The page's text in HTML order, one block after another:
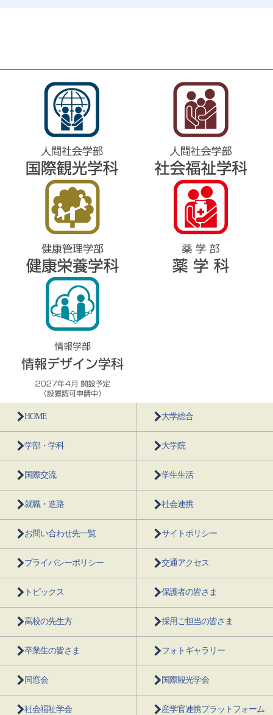
HOME 大学総合
学部・学科 大学院
国際交流 学生生活
就職・進路 社会連携
お問い合わせ先一覧 サイトポリシー
プライバシーポリシー 交通アクセス
トピックス 保護者の皆さま
高校の先生方 採用ご担当の皆さま
卒業生の皆さま フォトギャラリー
同窓会 国際観光学会
社会福祉学会 産学官連携プラットフォーム